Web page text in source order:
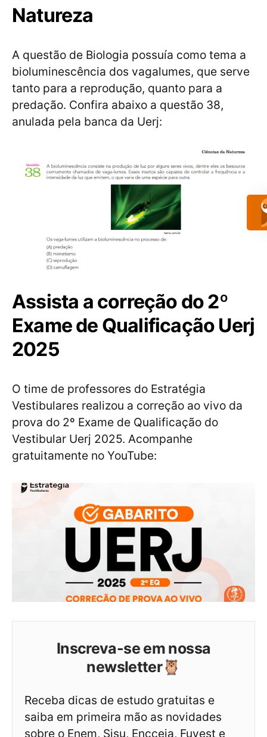
Natureza
A questão de Biologia possuía como tema a
bioluminescência dos vagalumes, que serve
tanto para a reprodução, quanto para a
predação. Confira abaixo a questão 38,
anulada pela banca da Uerj:
Assista a correção do 2º
Exame de Qualificação Uerj
2025
O time de professores do Estratégia
Vestibulares realizou a correção ao vivo da
prova do 2º Exame de Qualificação do
Vestibular Uerj 2025. Acompanhe
gratuitamente no YouTube:
Inscreva-se em nossa
newsletter🦉
Receba dicas de estudo gratuitas e
saiba em primeira mão as novidades
sobre o Enem, Sisu, Encceja, Fuvest e